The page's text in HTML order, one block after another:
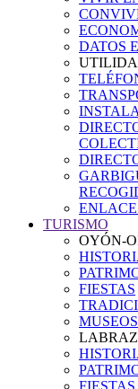
DATOS
TURISMO
OYÓN-
FIESTAS
MUSEOS
FIESTAS